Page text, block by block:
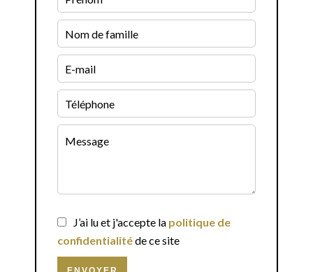
J’ai lu et j'accepte la politique de
confidentialitéde ce site